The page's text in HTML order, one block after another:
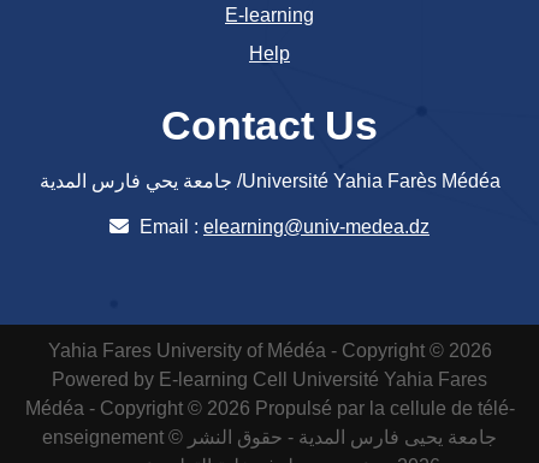
E-learning
Help
Contact Us
جامعة يحي فارس المدية /Université Yahia Farès Médéa
Email : elearning@univ-medea.dz
Yahia Fares University of Médéa - Copyright © 2026
Powered by E-learning Cell
Université Yahia Fares
Médéa - Copyright © 2026 Propulsé par la cellule de télé-
enseignement جامعة يحيى فارس المدية - حقوق النشر ©